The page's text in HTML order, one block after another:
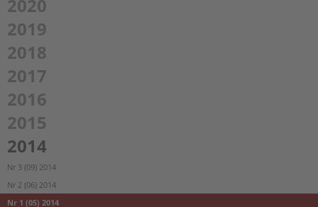
2020
2019
2018
2017
2016
2015
2014
Nr 3 (09) 2014
Nr 2 (06) 2014
Nr 1 (05) 2014